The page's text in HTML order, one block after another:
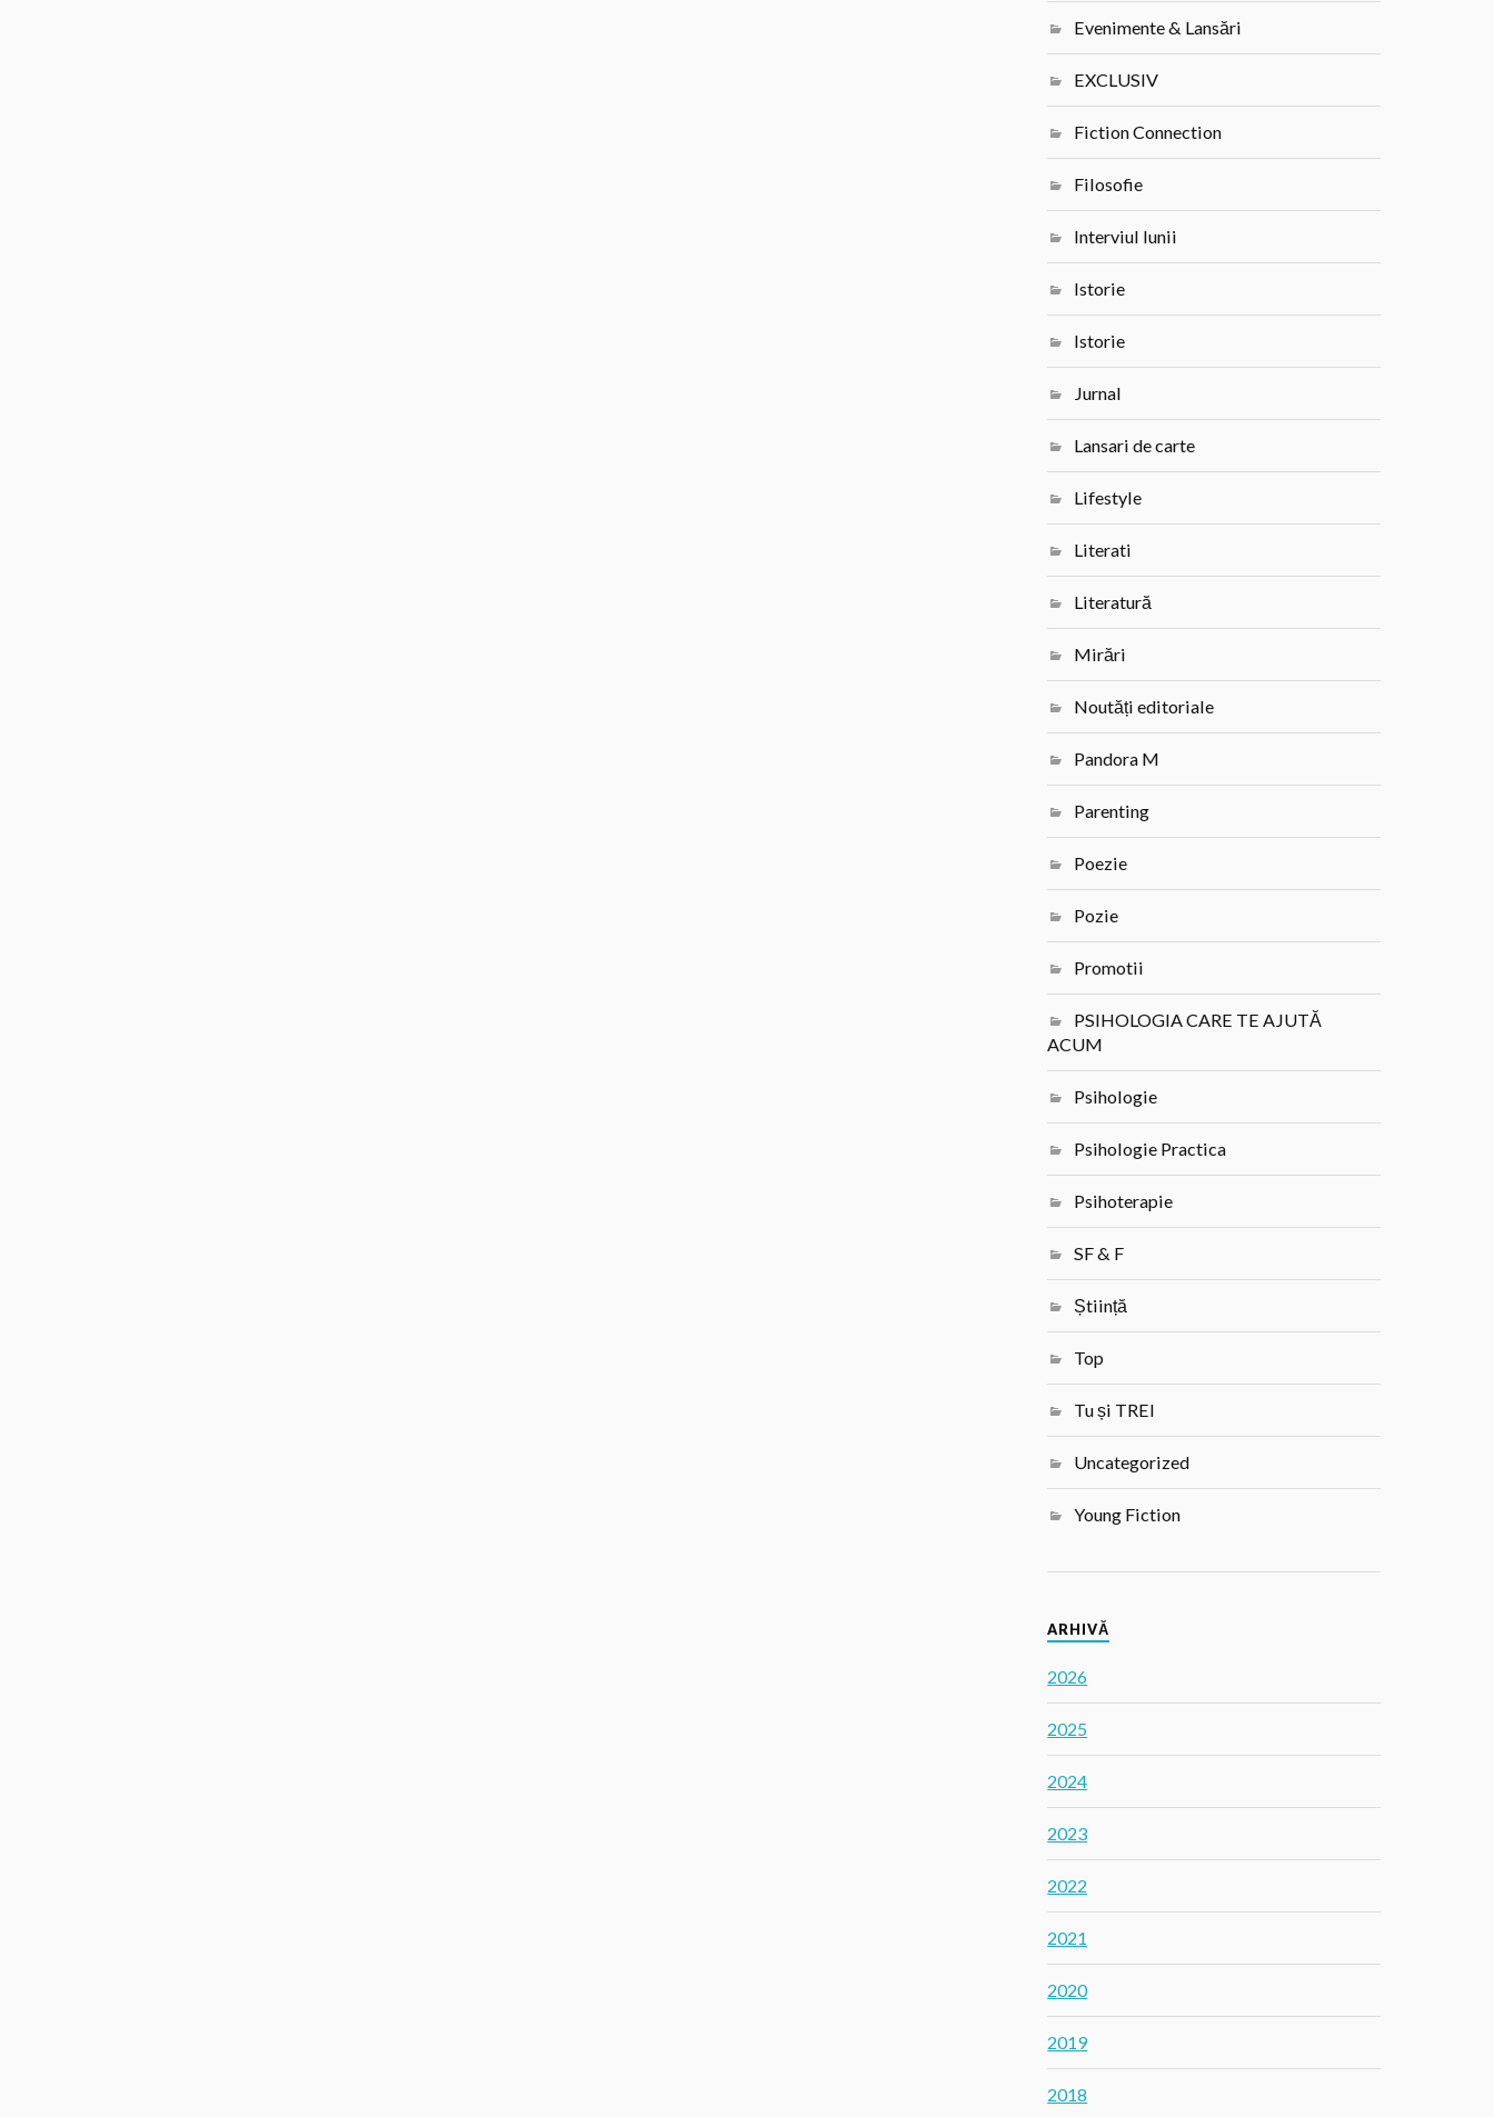
Evenimente & Lansări
EXCLUSIV
Fiction Connection
Filosofie
Interviul lunii
Istorie
Istorie
Jurnal
Lansari de carte
Lifestyle
Literati
Literatură
Mirări
Noutăți editoriale
Pandora M
Parenting
Poezie
Pozie
Promotii
PSIHOLOGIA CARE TE AJUTĂ
ACUM
Psihologie
Psihologie Practica
Psihoterapie
SF & F
Știință
Top
Tu și TREI
Uncategorized
Young Fiction
ARHIVĂ
2026
2025
2024
2023
2022
2021
2020
2019
2018